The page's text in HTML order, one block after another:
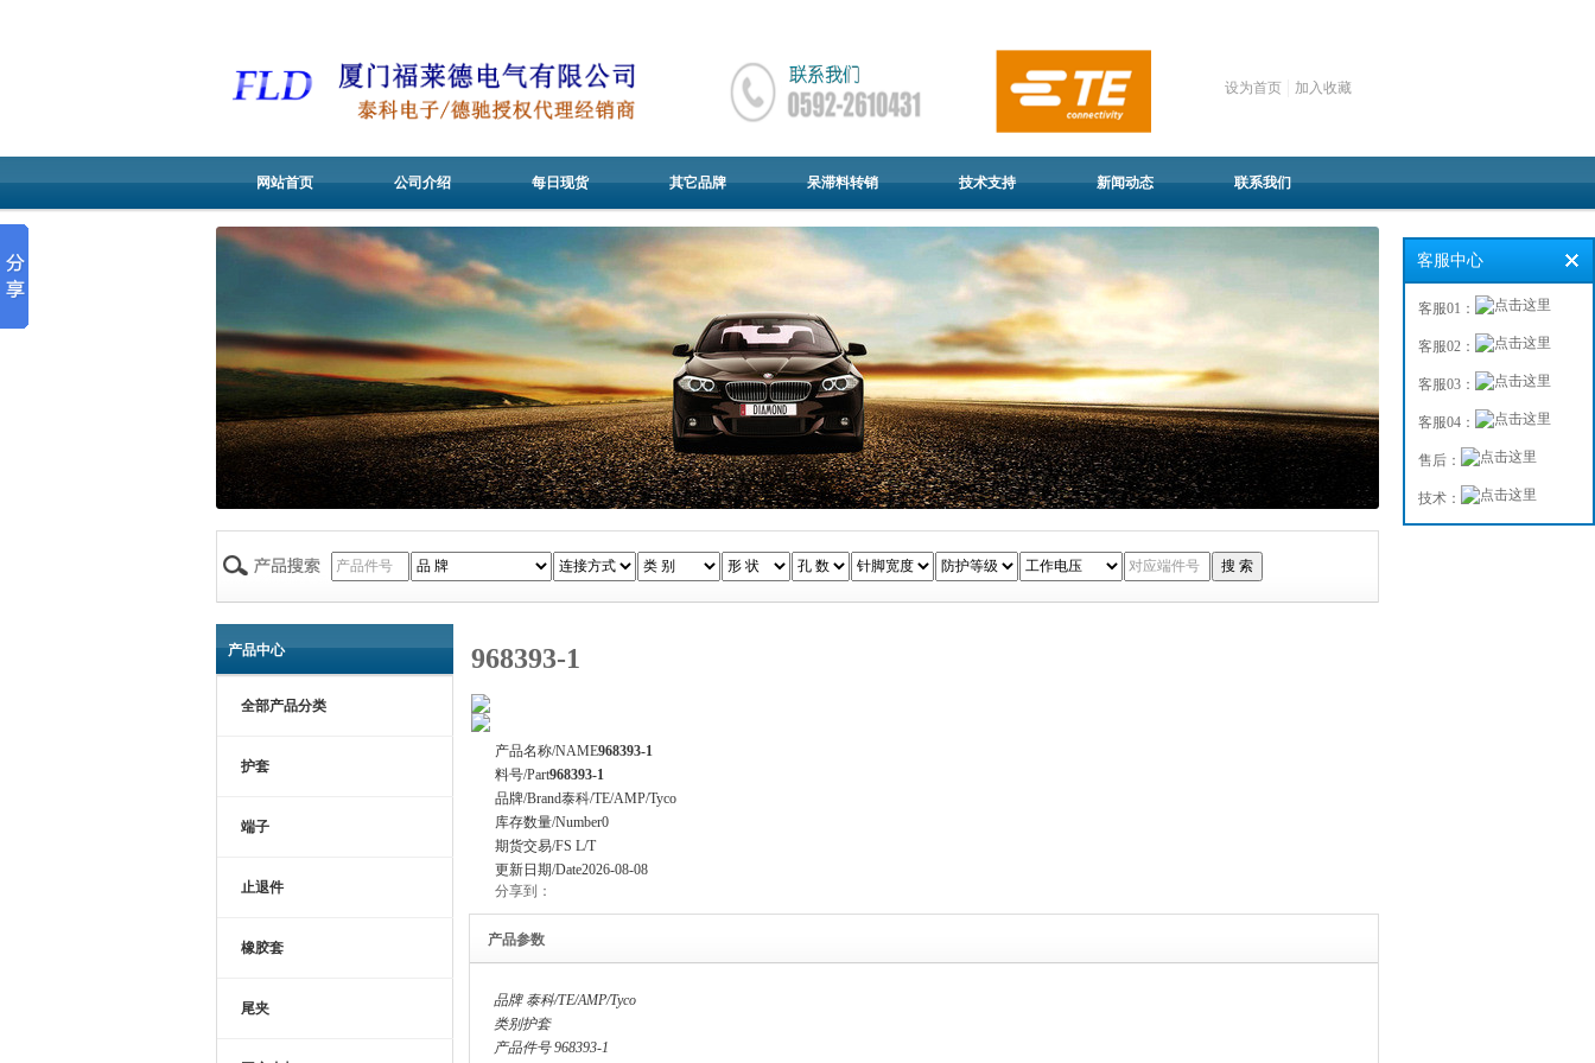
设为首页 加入收藏
网站首页 公司介绍 每日现货 其它品牌 呆滞料转销 技术支持 新闻动态 联系我们
产品中心
全部产品分类
护套
端子
止退件
橡胶套
尾夹
968393-1
产品名称/NAME968393-1
料号/Part968393-1
品牌/Brand泰科/TE/AMP/Tyco
库存数量/Number0
期货交易/FS L/T
更新日期/Date2026-08-08
分享到：
产品参数
品牌泰科/TE/AMP/Tyco
类别护套
产品件号968393-1
客服中心
客服01：
客服02：
客服03：
客服04：
售后：
技术：